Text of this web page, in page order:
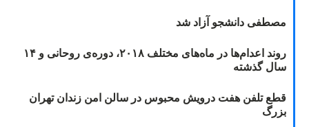
مصطفی دانشجو آزاد شد
روند اعدام‌ها در ماه‌های مختلف ۲۰۱۸، دوره‌ی روحانی و ۱۴
سال گذشته
قطع تلفن هفت درویش محبوس در سالن امن زندان تهران
بزرگ